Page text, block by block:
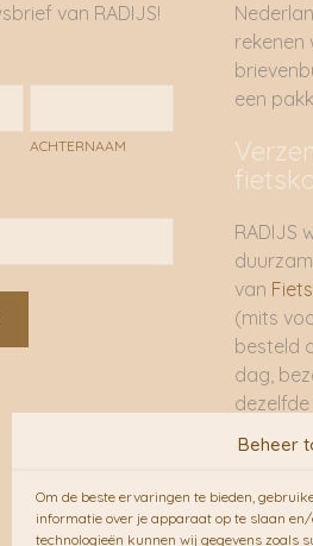
Beheer
Om de beste ervaringen te bieden,
informatie over je apparaat op te slaan
technologieën kunnen wij gegevens zoals
van RADIJS!
ACHTERNAAM
rekenen
een
RADIJS
van
(mits
besteld
dag,
dag.
op de